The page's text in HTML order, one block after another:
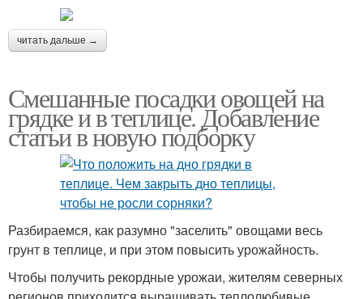
читать дальше →
Смешанные посадки овощей на
грядке и в теплице. Добавление
статьи в новую подборку
Разбираемся, как разумно "заселить" овощами весь
грунт в теплице, и при этом повысить урожайность.
Чтобы получить рекордные урожаи, жителям северных